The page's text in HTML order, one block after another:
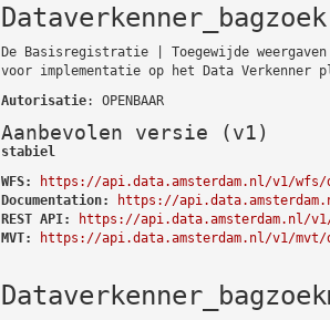
Dataverkenner_bagzoek
De Basisregistratie | Toegewijde
voor implementatie op het Data Verkenner
Autorisatie: OPENBAAR
Aanbevolen versie (v1)
stabiel
WFS:
https://api.data.amsterdam.nl/v1/wfs/
Documentation:
https://
REST API:
https://api.data.amsterdam.nl/
MVT:
https://api.data.amsterdam.nl/v1/mvt/